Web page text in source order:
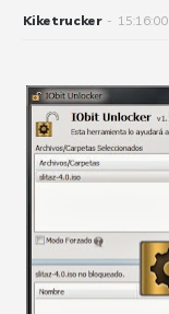
Kiketrucker - 15:16:00